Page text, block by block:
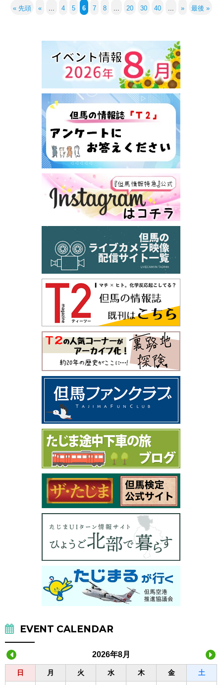
« 先頭 « 4 5 6 7 8 20 30 40 » 最後 »
EVENT CALENDAR
2026年8月
日 月 火 水 木 金 土